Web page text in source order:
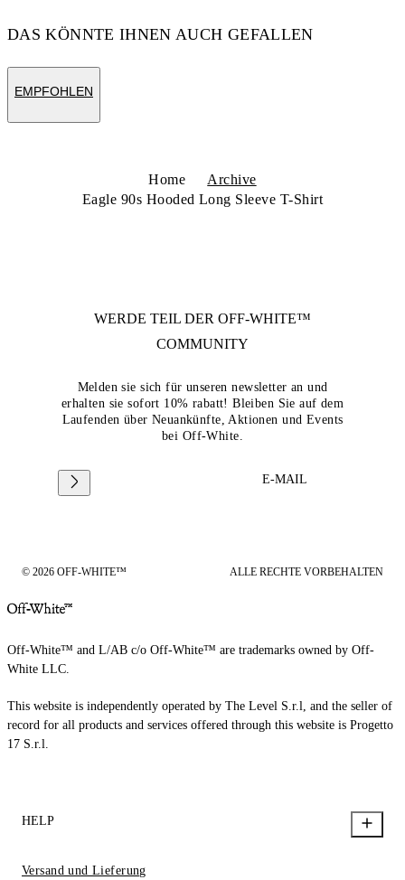
DAS KÖNNTE IHNEN AUCH GEFALLEN
EMPFOHLEN
Home
Archive
Eagle 90s Hooded Long Sleeve T-Shirt
WERDE TEIL DER OFF-WHITE™
COMMUNITY
Melden sie sich für unseren newsletter an und
erhalten sie sofort 10% rabatt! Bleiben Sie auf dem
Laufenden über Neuankünfte, Aktionen und Events
bei Off-White.
E-MAIL
© 2026 OFF-WHITE™ ALLE RECHTE VORBEHALTEN
Off-White™ and L/AB c/o Off-White™ are trademarks owned by Off-
White LLC.
This website is independently operated by The Level S.r.l, and the seller of
record for all products and services offered through this website is Progetto
17 S.r.l.
HELP
Versand und Lieferung